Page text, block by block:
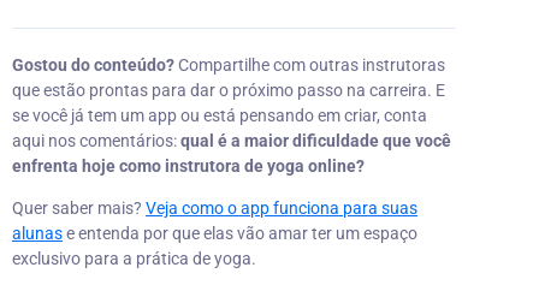
Gostou do conteúdo?Compartilhe com outras instrutoras
que estão prontas para dar o próximo passo na carreira. E
se você já tem um app ou está pensando em criar, conta
aqui nos comentários:qual é a maior dificuldade que você
enfrenta hoje como instrutora de yoga online?
Quer saber mais? Veja como o app funciona para suas
alunase entenda por que elas vão amar ter um espaço
exclusivo para a prática de yoga.